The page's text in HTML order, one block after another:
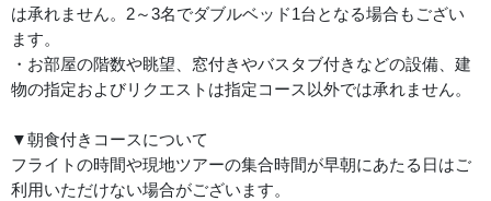
は承れません。2～3名でダブルベッド1台となる場合もござい
ます。
・お部屋の階数や眺望、窓付きやバスタブ付きなどの設備、建
物の指定およびリクエストは指定コース以外では承れません。
▼朝食付きコースについて
フライトの時間や現地ツアーの集合時間が早朝にあたる日はご
利用いただけない場合がございます。